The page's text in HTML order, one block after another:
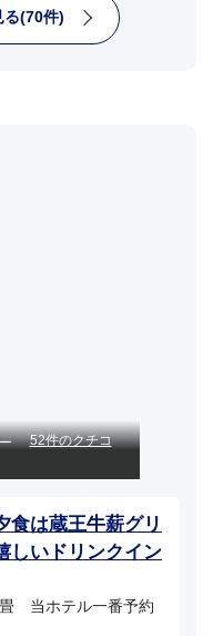
る(70件)
52件のクチコ
食は蔵王牛薪グリ
いドリンクイン
当ホテル一番予約